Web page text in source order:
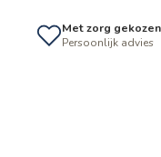
Met zorg gekozen
Persoonlijk advies